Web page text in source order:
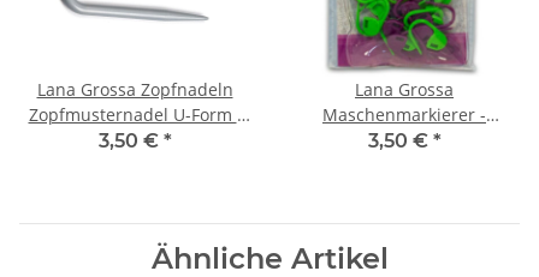
Lana Grossa Zopfnadeln
Zopfmusternadel U-Form (
2,5 mm - 4 mm)
3,50 € *
Lana Grossa
Maschenmarkierer -
verschließbar
3,50 € *
Ähnliche Artikel